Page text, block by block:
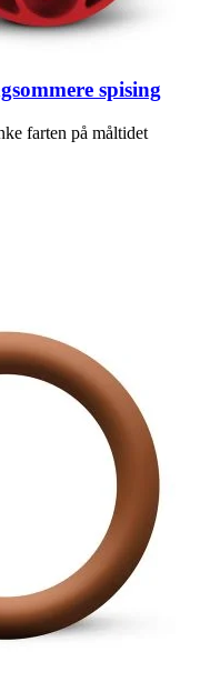
spising
farten på måltidet